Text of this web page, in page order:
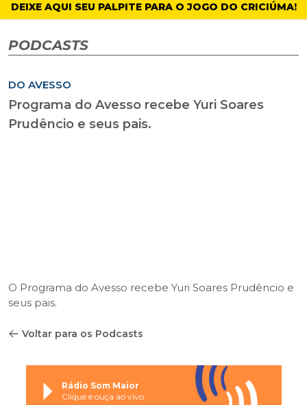
DEIXE AQUI SEU PALPITE PARA O JOGO DO CRICIÚMA!
PODCASTS
DO AVESSO
Programa do Avesso recebe Yuri Soares
Prudêncio e seus pais.
O Programa do Avesso recebe Yuri Soares Prudêncio e
seus pais.
Voltar para os Podcasts
Rádio Som Maior
Clique e ouça ao vivo